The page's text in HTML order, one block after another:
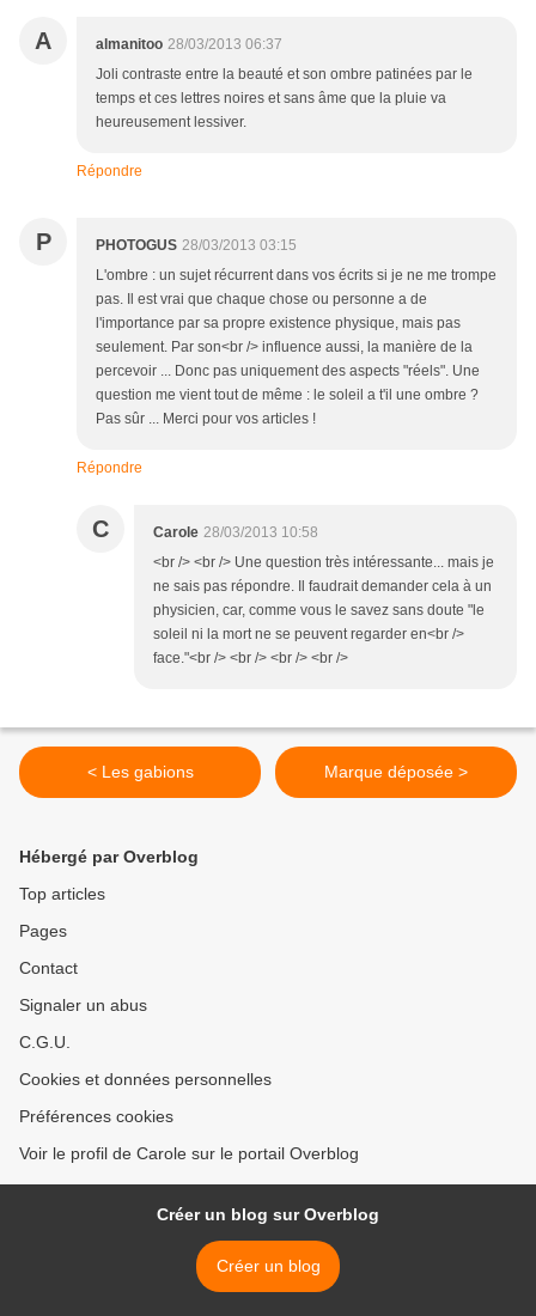
A almanitoo 28/03/2013 06:37
Joli contraste entre la beauté et son ombre patinées par le
temps et ces lettres noires et sans âme que la pluie va
heureusement lessiver.
Répondre
P PHOTOGUS 28/03/2013 03:15
L'ombre : un sujet récurrent dans vos écrits si je ne me trompe
pas. Il est vrai que chaque chose ou personne a de
l'importance par sa propre existence physique, mais pas
seulement. Par son<br /> influence aussi, la manière de la
percevoir ... Donc pas uniquement des aspects "réels". Une
question me vient tout de même : le soleil a t'il une ombre ?
Pas sûr ... Merci pour vos articles !
Répondre
C Carole 28/03/2013 10:58
<br /> <br /> Une question très intéressante... mais je
ne sais pas répondre. Il faudrait demander cela à un
physicien, car, comme vous le savez sans doute "le
soleil ni la mort ne se peuvent regarder en<br />
face."<br /> <br /> <br /> <br />
< Les gabions Marque déposée >
Hébergé par Overblog
Top articles
Pages
Contact
Signaler un abus
C.G.U.
Cookies et données personnelles
Préférences cookies
Voir le profil de Carole sur le portail Overblog
Créer un blog sur Overblog
Créer un blog